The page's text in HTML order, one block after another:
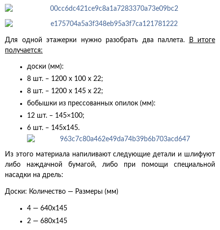
Для одной этажерки нужно разобрать два паллета.
В итоге
получается:
доски (мм):
8 шт. – 1200 х 100 х 22;
8 шт. – 1200 х 145 х 22;
бобышки из прессованных опилок (мм):
12 шт. – 145×100;
6 шт. – 145х145.
Из этого материала напиливают следующие детали и шлифуют
либо наждачной бумагой, либо при помощи специальной
насадки на дрель:
Доски: Количество — Размеры (мм)
4 — 640х145
2 — 680х145